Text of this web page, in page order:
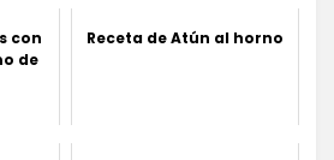
con
de
Receta de Atún al horno